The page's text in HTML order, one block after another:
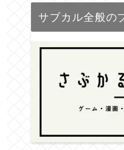
サブカル全般の